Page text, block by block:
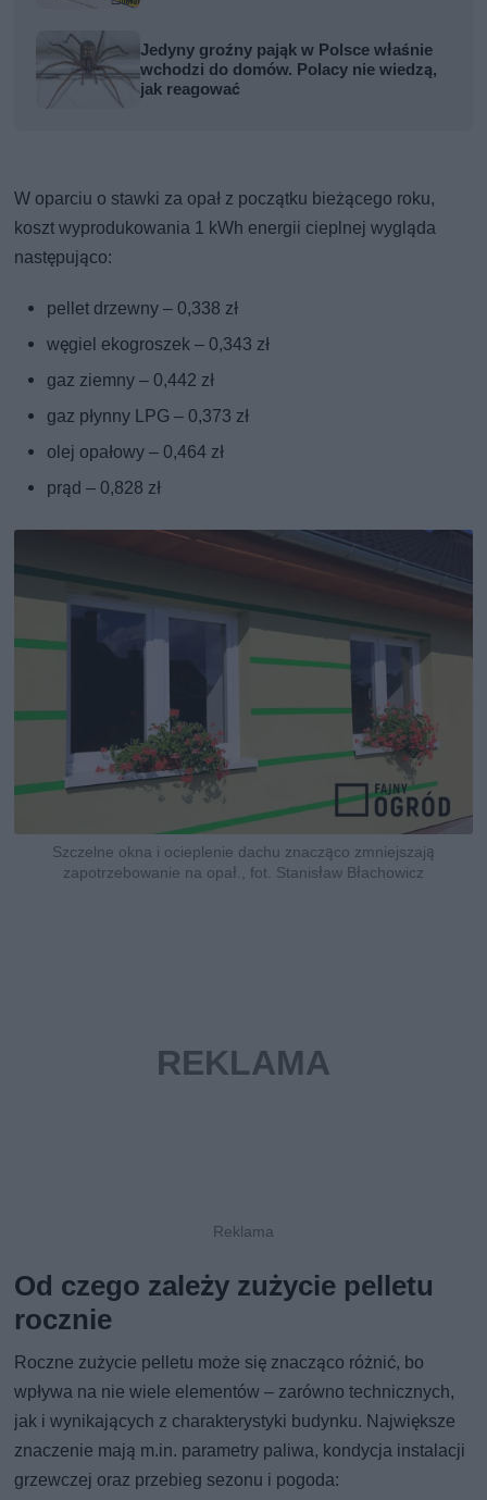
Jedyny groźny pająk w Polsce właśnie
wchodzi do domów. Polacy nie wiedzą,
jak reagować
W oparciu o stawki za opał z początku bieżącego roku,
koszt wyprodukowania 1 kWh energii cieplnej wygląda
następująco:
pellet drzewny – 0,338 zł
węgiel ekogroszek – 0,343 zł
gaz ziemny – 0,442 zł
gaz płynny LPG – 0,373 zł
olej opałowy – 0,464 zł
prąd – 0,828 zł
Szczelne okna i ocieplenie dachu znacząco zmniejszają
zapotrzebowanie na opał., fot. Stanisław Błachowicz
Od czego zależy zużycie pelletu
rocznie
Roczne zużycie pelletu może się znacząco różnić, bo
wpływa na nie wiele elementów – zarówno technicznych,
jak i wynikających z charakterystyki budynku. Największe
znaczenie mają m.in. parametry paliwa, kondycja instalacji
grzewczej oraz przebieg sezonu i pogoda: